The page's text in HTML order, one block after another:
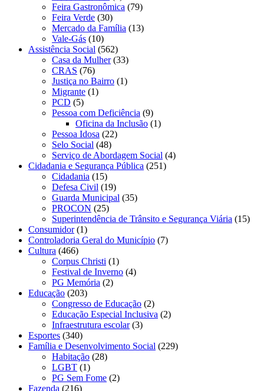
Feira Gastronômica (79)
Feira Verde (30)
Mercado da Família (13)
Vale-Gás (10)
Assistência Social (562)
Casa da Mulher(33)
CRAS (76)
Justiça no Bairro (1)
Migrante (1)
PCD (5)
Pessoa com Deficiência (9)
Oficina da Inclusão (1)
Pessoa Idosa (22)
Selo Social (48)
Serviço de Abordagem Social (4)
Cidadania e Segurança Pública (251)
Cidadania (15)
Defesa Civil (19)
Guarda Municipal (35)
PROCON (25)
Superintendência de Trânsito e Segurança Viária (15)
Consumidor(1)
Controladoria Geral do Município (7)
Cultura (466)
Corpus Christi (1)
Festival de Inverno (4)
PG Memória (2)
Educação (203)
Congresso de Educação (2)
Educação Especial Inclusiva (2)
Infraestrutura escolar(3)
Esportes (340)
Família e Desenvolvimento Social (229)
Habitação (28)
LGBT (1)
PG Sem Fome (2)
Fazenda (216)